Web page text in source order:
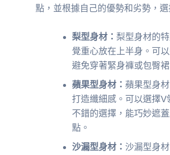
點，並根據自己的優勢和劣勢，
梨型身材： 梨型身材的
覺重心放在上半身。可
避免穿著緊身褲或包臀
蘋果型身材： 蘋果型身
打造纖細感。可以選擇
不錯的選擇，能巧妙遮
點。
沙漏型身材： 沙漏型身